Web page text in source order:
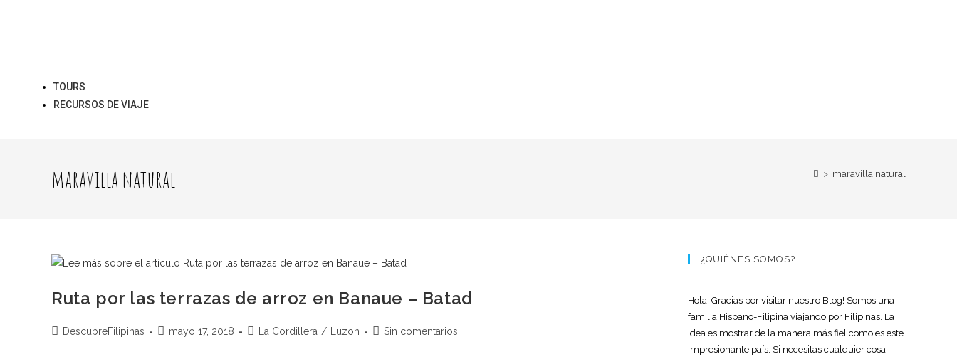
TOURS
RECURSOS DE VIAJE
maravilla natural > maravilla natural
Ruta por las terrazas de arroz en Banaue – Batad
DescubreFilipinas mayo 17, 2018 La Cordillera / Luzon Sin comentarios
¿QUIÉNES SOMOS?
Hola! Gracias por visitar nuestro Blog! Somos una
familia Hispano-Filipina viajando por Filipinas. La
idea es mostrar de la manera más fiel como es este
impresionante país. Si necesitas cualquier cosa,